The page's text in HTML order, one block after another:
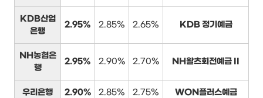
KDB산업
은행
2.95% 2.85% 2.65% KDB 정기예금
NH농협은
행
2.95% 2.90% 2.70% NH왈츠회전예금 II
우리은행 2.90% 2.85% 2.75% WON플러스예금